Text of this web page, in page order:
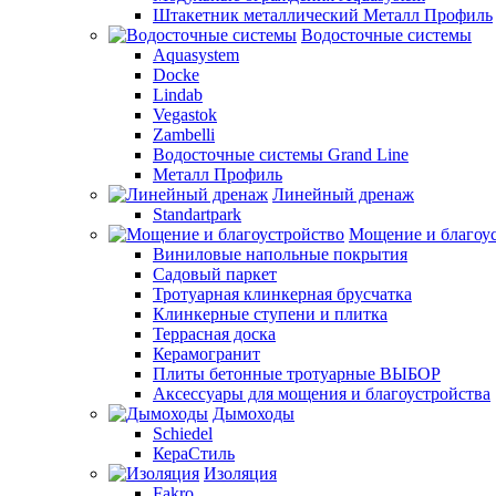
Штакетник металлический Металл Профиль
Водосточные системы
Aquasystem
Docke
Lindab
Vegastok
Zambelli
Водосточные системы Grand Line
Металл Профиль
Линейный дренаж
Standartpark
Мощение и
Виниловые напольные покрытия
Садовый паркет
Тротуарная клинкерная брусчатка
Клинкерные ступени и плитка
Террасная доска
Керамогранит
Плиты бетонные тротуарные ВЫБОР
Аксессуары для мощения и благоустройства
Дымоходы
Schiedel
КераСтиль
Изоляция